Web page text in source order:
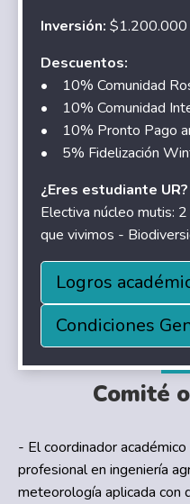
Inversión: $1.200.000
Descuentos:
• 10% Comunidad
• 10% Comunidad
• 10% Pronto Pago
• 5% Fidelización
¿Eres estudiante UR?
Electiva núcleo mutis:
que vivimos -
Logros
Condiciones
Comité
- El coordinador académico
profesional en ingeniería
meteorología aplicada con